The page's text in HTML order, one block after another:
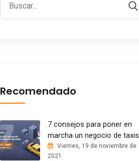
Recomendado
7 consejos para poner en
marcha un negocio de taxis
Viernes, 19 de noviembre de
2021